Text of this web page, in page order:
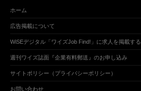
ホーム
広告掲載について
WiSEデジタル「ワイズJob Find!」に求人を掲載する
週刊ワイズ誌面『企業有料郵送』のお申し込み
サイトポリシー（プライバシーポリシー）
お問い合わせ